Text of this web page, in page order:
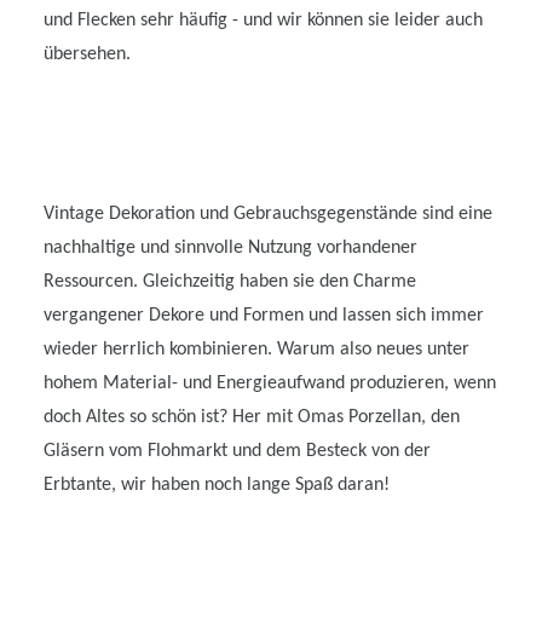
und Flecken sehr häufig - und wir können sie leider auch
übersehen.
Vintage Dekoration und Gebrauchsgegenstände sind eine
nachhaltige und sinnvolle Nutzung vorhandener
Ressourcen. Gleichzeitig haben sie den Charme
vergangener Dekore und Formen und lassen sich immer
wieder herrlich kombinieren. Warum also neues unter
hohem Material- und Energieaufwand produzieren, wenn
doch Altes so schön ist? Her mit Omas Porzellan, den
Gläsern vom Flohmarkt und dem Besteck von der
Erbtante, wir haben noch lange Spaß daran!